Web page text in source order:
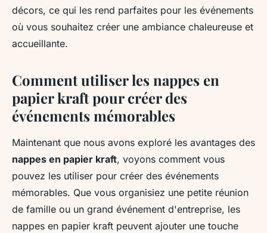
décors, ce qui les rend parfaites pour les événements
où vous souhaitez créer une ambiance chaleureuse et
accueillante.
Comment utiliser les nappes en
papier kraft pour créer des
événements mémorables
Maintenant que nous avons exploré les avantages des
nappes en papier kraft, voyons comment vous
pouvez les utiliser pour créer des événements
mémorables. Que vous organisiez une petite réunion
de famille ou un grand événement d'entreprise, les
nappes en papier kraft peuvent ajouter une touche